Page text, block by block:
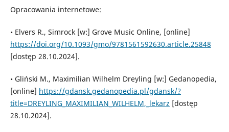
Opracowania internetowe:
• Elvers R., Simrock [w:] Grove Music Online, [online]
https://doi.org/10.1093/gmo/9781561592630.article.25848
[dostęp 28.10.2024].
• Gliński M., Maximilian Wilhelm Dreyling [w:] Gedanopedia,
[online] https://gdansk.gedanopedia.pl/gdansk/?
title=DREYLING_MAXIMILIAN_WILHELM,_lekarz [dostęp
28.10.2024].